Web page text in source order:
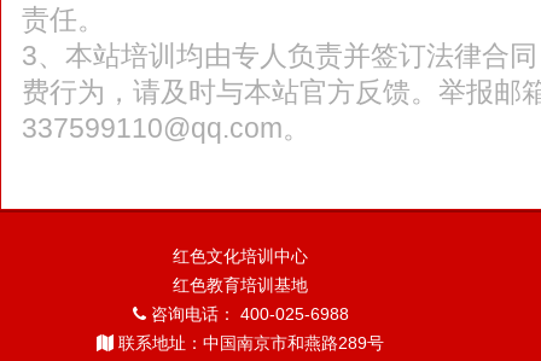
责任。
3、本站培训均由专人负责并签订法律合
费行为，请及时与本站官方反馈。举报邮
337599110@qq.com。
红色文化培训中心
红色教育培训基地
咨询电话： 400-025-6988
联系地址：中国南京市和燕路289号